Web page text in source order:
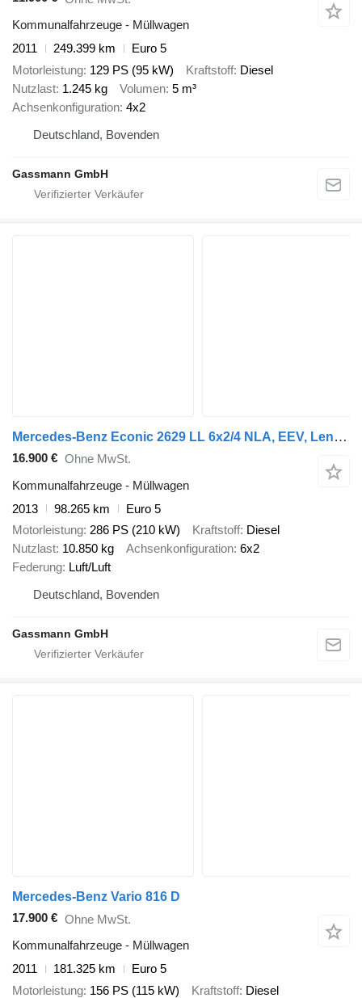
Kommunalfahrzeuge - Müllwagen
2011
249.399 km
Euro 5
Motorleistung 129 PS (95 kW) Kraftstoff Diesel
Nutzlast 1.245 kg Volumen 5 m³
Achsenkonfiguration 4x2
Deutschland, Bovenden
Gassmann GmbH
Mercedes-Benz Econic 2629 LL 6x2/4 NLA, EEV, Lenkachse, HS
16.900 € Ohne MwSt.
Kommunalfahrzeuge - Müllwagen
2013
98.265 km
Euro 5
Motorleistung 286 PS (210 kW) Kraftstoff Diesel
Nutzlast 10.850 kg Achsenkonfiguration 6x2
Federung Luft/Luft
Deutschland, Bovenden
Gassmann GmbH
Mercedes-Benz Vario 816 D
17.900 € Ohne MwSt.
Kommunalfahrzeuge - Müllwagen
2011
181.325 km
Euro 5
Motorleistung 156 PS (115 kW) Kraftstoff Diesel